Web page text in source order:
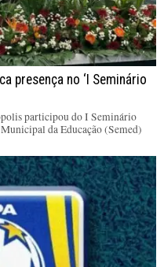
presença no ‘I Seminário
participou do I Seminário
da Educação (Semed)